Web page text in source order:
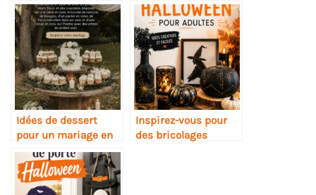
inoubliable
Idées de dessert
pour un mariage en
plein air réussi
Inspirez-vous pour
des bricolages